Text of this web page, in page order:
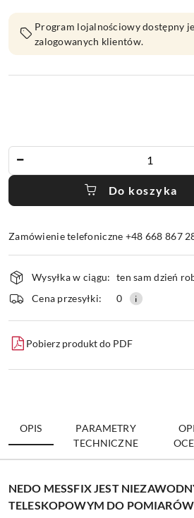
Program lojalnościowy dostępny
zalogowanych klientów.
Do koszyka
Zamówienie telefoniczne +48 668 867
Wyślij
Dostępność
i
dostawa
Wysyłka w ciągu: ten sam dzień
Cena przesyłki:
0
Pobierz produkt do PDF
OPIS
PARAMETRY
TECHNICZNE
NEDO MESSFIX JEST
TELESKOPOWYM DO